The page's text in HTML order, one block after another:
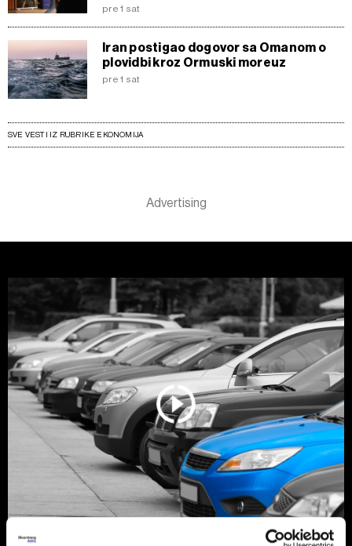
pre 1 sat
Iran postigao dogovor sa Omanom o
plovidbi kroz Ormuski moreuz
pre 1 sat
SVE VESTI IZ RUBRIKE EKONOMIJA